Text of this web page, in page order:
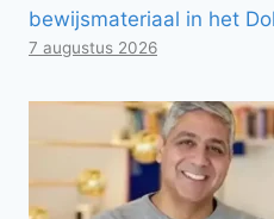
bewijsmateriaal in het
7 augustus 2026